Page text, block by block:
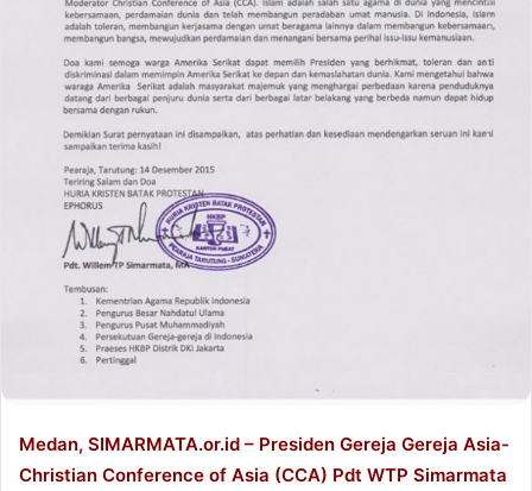
Medan, SIMARMATA.or.id – Presiden Gereja Gereja Asia-
Christian Conference of Asia (CCA) Pdt WTP Simarmata